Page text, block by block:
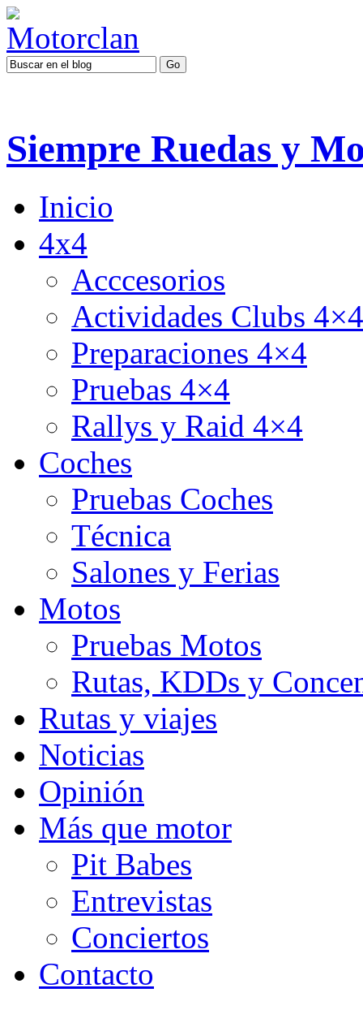
Siempre Ruedas y
Inicio
4x4
Acccesorios
Actividades Clubs 4×4
Preparaciones 4×4
Pruebas 4×4
Rallys y Raid 4×4
Coches
Pruebas Coches
Técnica
Salones y Ferias
Motos
Pruebas Motos
Rutas, KDDs y
Rutas y viajes
Noticias
Opinión
Más que motor
Pit Babes
Entrevistas
Conciertos
Contacto